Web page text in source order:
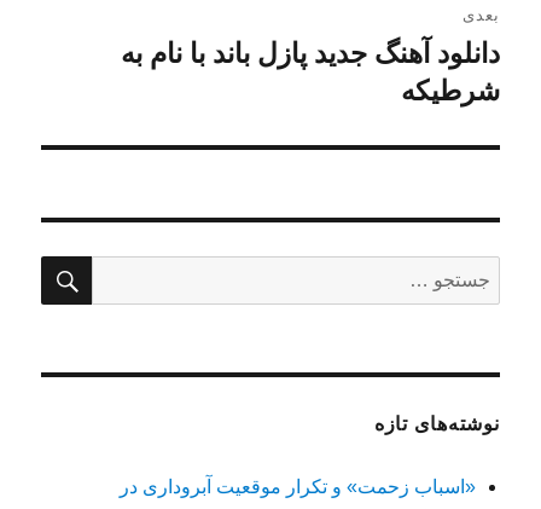
بعدی
نوشته
بعدی:
دانلود آهنگ جدید پازل باند با نام به
شرطیکه
برای:
نوشته‌های تازه
«اسباب زحمت» و تکرار موقعیت آبروداری در